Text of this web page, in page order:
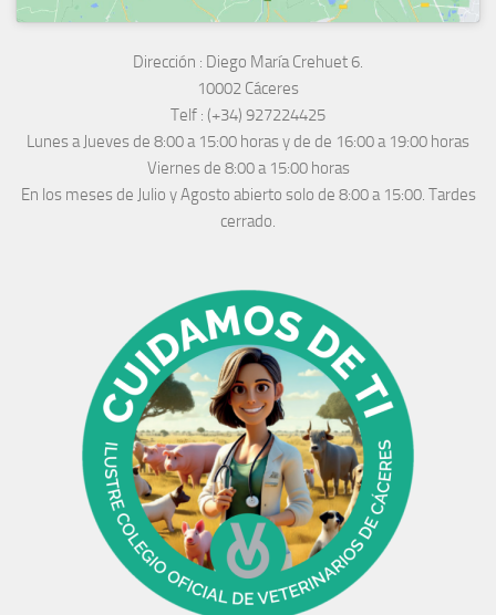
Dirección : Diego María Crehuet 6.
10002 Cáceres
Telf : (+34) 927224425
Lunes a Jueves de 8:00 a 15:00 horas y de de 16:00 a 19:00 horas
Viernes de 8:00 a 15:00 horas
En los meses de Julio y Agosto abierto solo de 8:00 a 15:00. Tardes
cerrado.